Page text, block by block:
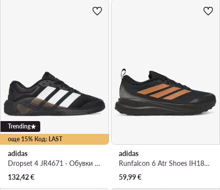
още 15% Код: LAST
Trending
adidas
Dropset 4 JR4671 · Обувки за фитнес зала
132,42€
adidas
Runfalcon 6 Atr Shoes IH1829 · Маратонки за бягане
59,99€